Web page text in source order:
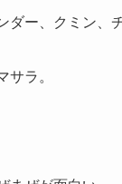
ダー、クミン、
サラ。